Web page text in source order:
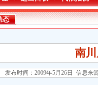
态
南
发布时间：2009年5月26日 信息来